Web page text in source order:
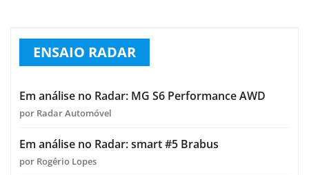
ENSAIO RADAR
Em análise no Radar: MG S6 Performance AWD
por Radar Automóvel
Em análise no Radar: smart #5 Brabus
por Rogério Lopes